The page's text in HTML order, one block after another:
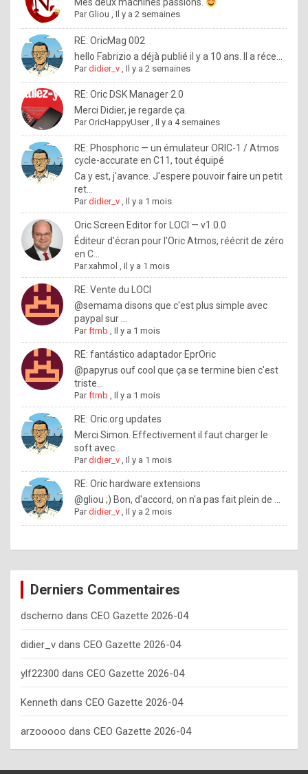
y
o
l
e
x
.
I
f
y
o
u
w
a
n
t
o
n
o
w
h
o
w
o
e
y
o
u
s
h
o
Mes deux machines passions.
ParGliou ,Il y a 2 semaines
RE: OricMag 002
hello Fabrizio a déjà publié il y a 10 ans. Il a réce...
Pardidier_v ,Il y a 2 semaines
RE: Oric DSK Manager 2.0
Merci Didier, je regarde ça.
ParOricHappyUser,Il y a 4 semaines
RE: Phosphoric — un émulateur ORIC-1 / Atmos
cycle-accurate en C11, tout équipé
Ca y est, j'avance. J'espere pouvoir faire un petit
ret...
Pardidier_v ,Il y a 1 mois
Oric Screen Editor for LOCI — v1.0.0
Éditeur d'écran pour l'Oric Atmos, réécrit de zéro
en C...
Parxahmol ,Il y a 1 mois
RE: Vente du LOCI
@semama disons que c'est plus simple avec
paypal sur ...
Parftmb ,Il y a 1 mois
RE: fantástico adaptador EprOric
@papyrus ouf cool que ça se termine bien c'est
triste...
Parftmb ,Il y a 1 mois
RE: Oric.org updates
Merci Simon. Effectivement il faut charger le
soft avec...
Pardidier_v ,Il y a 1 mois
RE: Oric hardware extensions
@gliou ;) Bon, d'accord, on n'a pas fait plein de ...
Pardidier_v ,Il y a 2 mois
Derniers Commentaires
dscherno dans CEO Gazette 2026-04
didier_v dans CEO Gazette 2026-04
ylf22300 dans CEO Gazette 2026-04
Kenneth dans CEO Gazette 2026-04
arzooooo dans CEO Gazette 2026-04